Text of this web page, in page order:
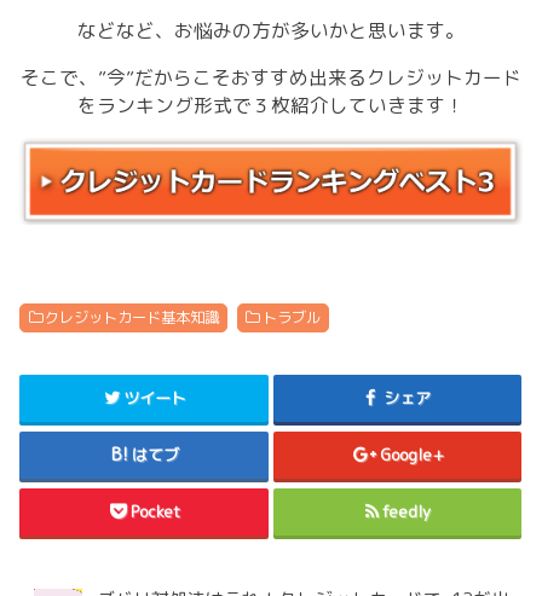
などなど、お悩みの方が多いかと思います。
そこで、”今”だからこそおすすめ出来るクレジットカード
をランキング形式で３枚紹介していきます！
クレジットカード基本知識 トラブル
ツイート シェア
はてブ Google+
Pocket feedly